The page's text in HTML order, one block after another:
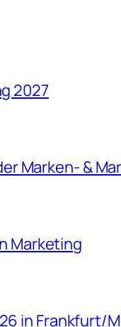
2027
Marken- &
Marketing
in Frankfurt/